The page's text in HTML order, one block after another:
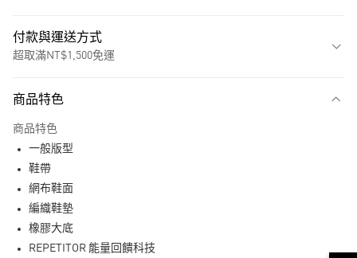
付款與運送方式
超取滿NT$1,500免運
LINE Pay
商品特色
商品特色
一般版型
鞋帶
網布鞋面
編織鞋墊
橡膠大底
REPETITOR 能量回饋科技